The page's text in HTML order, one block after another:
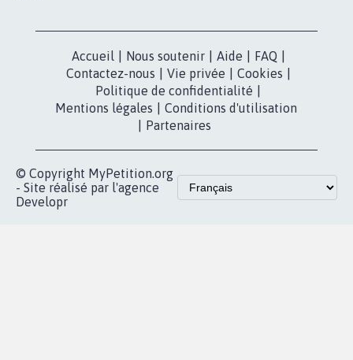
Accueil Nous soutenir Aide FAQ
Contactez-nous
Vie privée Cookies
Politique de confidentialité
Mentions légales
Conditions d'utilisation
Partenaires
© Copyright MyPetition.org
- Site réalisé par l'agence
Developr